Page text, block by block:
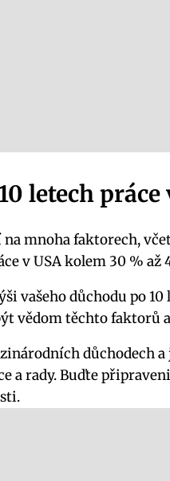
letech práce
mnoha faktorech,
v USA kolem 30 %
důchodu po 10
vědom těchto faktorů
důchodech
a rady. Buďte